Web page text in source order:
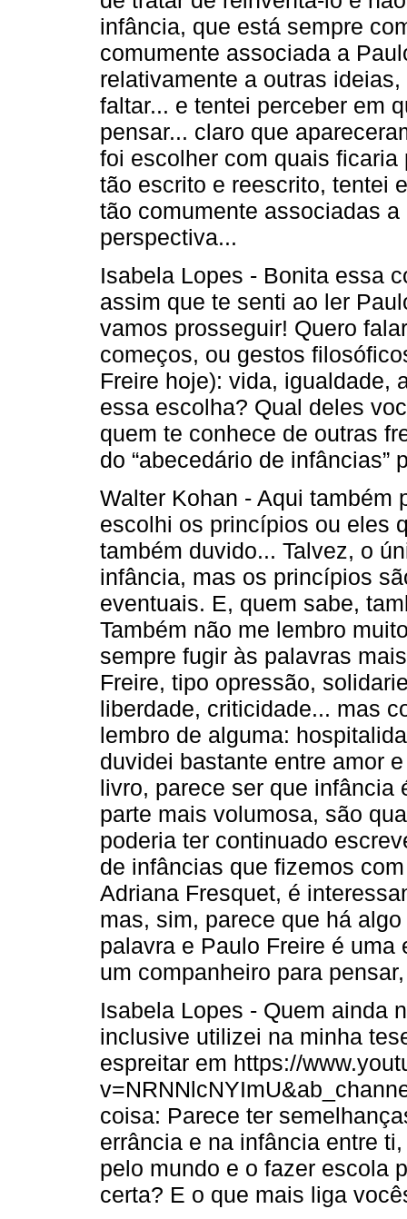
infância, que está sempre
comumente associada a
relativamente a outras
faltar... e tentei perceber em
pensar... claro que
foi escolher com quais
tão escrito e reescrito, tentei
tão comumente associadas
perspectiva...
Isabela Lopes - Bonita essa
assim que te senti ao ler
vamos prosseguir! Quero
começos, ou gestos
Freire hoje): vida, igualdade,
essa escolha? Qual deles
quem te conhece de outras
do “abecedário de infâncias”
Walter Kohan - Aqui também
escolhi os princípios ou eles
também duvido... Talvez, o
infância, mas os princípios
eventuais. E, quem sabe,
Também não me lembro
sempre fugir às palavras
Freire, tipo opressão,
liberdade, criticidade... mas
lembro de alguma:
duvidei bastante entre amor
livro, parece ser que infância
parte mais volumosa, são
poderia ter continuado
de infâncias que fizemos
Adriana Fresquet, é
mas, sim, parece que há
palavra e Paulo Freire é
um companheiro para
Isabela Lopes - Quem ainda
inclusive utilizei na minha
espreitar em https://
coisa: Parece ter
errância e na infância entre
pelo mundo e o fazer escola
certa? E o que mais liga